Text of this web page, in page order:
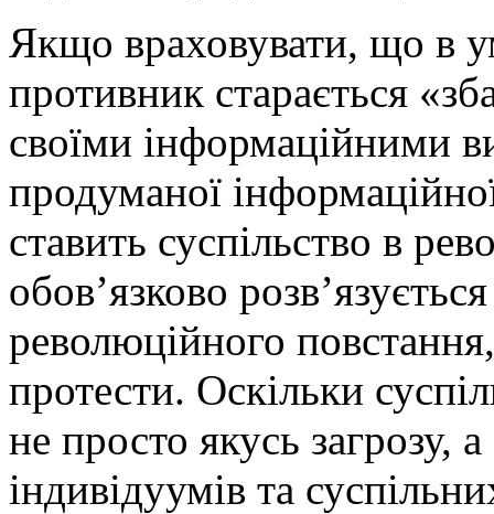
Якщо враховувати, що в
противник старається
своїми інформаційними
продуманої
ставить суспільство в
обов’язково
революційного
протести. Оскільки
не просто якусь загрозу,
індивідуумів та